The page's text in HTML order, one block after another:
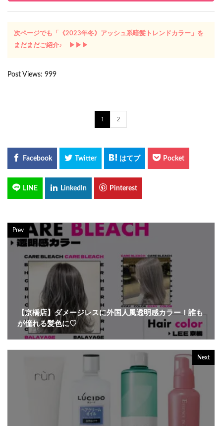
次ページでも「《2023年冬》アッシュ系暗髪トレンドカラー」を
まだまだご紹介♪ ▶︎▶︎▶︎
Post Views: 999
1 2
Prev
【京橋店】ダメージレスに外国人風透明感カラー！誰も
が憧れる髪色に♡
Next